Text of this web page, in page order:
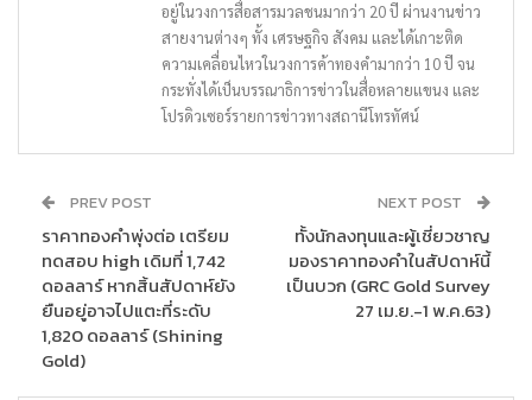
อยู่ในวงการสื่อสารมวลชนมากว่า 20 ปี ผ่านงานข่าว
สายงานต่างๆ ทั้ง เศรษฐกิจ สังคม และได้เกาะติด
ความเคลื่อนไหวในวงการค้าทองคำมากว่า 10 ปี จน
กระทั่งได้เป็นบรรณาธิการข่าวในสื่อหลายแขนง และ
โปรดิวเซอร์รายการข่าวทางสถานีโทรทัศน์
PREV POST
ราคาทองคำพุ่งต่อ เตรียม
ทดสอบ high เดิมที่ 1,742
ดอลลาร์ หากสิ้นสัปดาห์ยัง
ยืนอยู่อาจไปแตะที่ระดับ
1,820 ดอลลาร์ (Shining
Gold)
NEXT POST
ทั้งนักลงทุนและผู้เชี่ยวชาญ
มองราคาทองคำในสัปดาห์นี้
เป็นบวก (GRC Gold Survey
27 เม.ย.-1 พ.ค.63)